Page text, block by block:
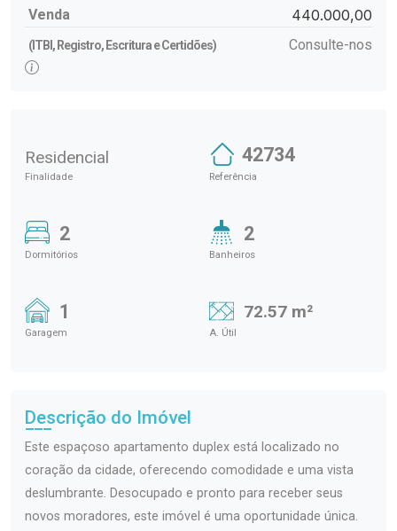
Venda
440.000,00
(ITBI, Registro, Escritura e Certidões) Consulte-nos
Residencial
Finalidade
42734
Referência
2
Dormitórios
2
Banheiros
1
Garagem
72.57 m²
A. Útil
Descrição do Imóvel
Este espaçoso apartamento duplex está localizado no
coração da cidade, oferecendo comodidade e uma vista
deslumbrante. Desocupado e pronto para receber seus
novos moradores, este imóvel é uma oportunidade única.